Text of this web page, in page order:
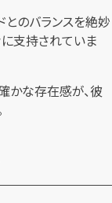
とのバランスを絶妙
支持されていま
かな存在感が、彼